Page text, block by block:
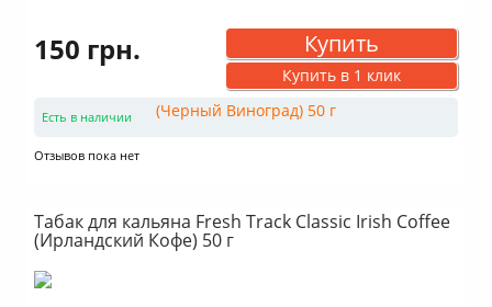
150 грн. Купить
Купить в 1 клик
Есть в наличии
Отзывов пока нет
Табак для кальяна Fresh Track Classic Irish Coffee
(Ирландский Кофе) 50 г